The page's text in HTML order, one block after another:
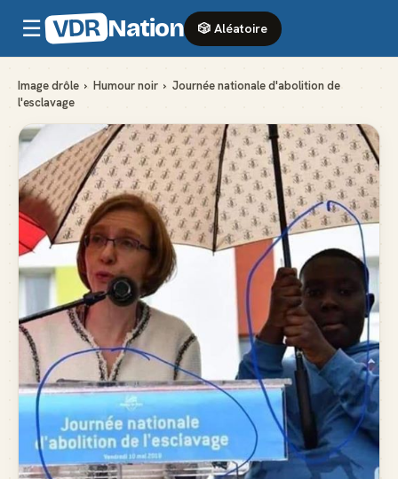
☰ VDR Nation 🎲 Aléatoire
Image drôle › Humour noir › Journée nationale d'abolition de
l'esclavage